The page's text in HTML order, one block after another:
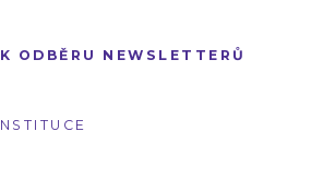
ODBĚRU NEWSLETTERŮ